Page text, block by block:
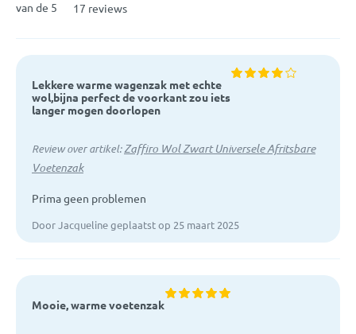
van de 5 17 reviews
Lekkere warme wagenzak met echte
wol,bijna perfect de voorkant zou iets
langer mogen doorlopen
Review over artikel:Zaffiro Wol Zwart Universele Afritsbare
Voetenzak
Prima geen problemen
Door Jacqueline geplaatst op 25 maart 2025
Mooie, warme voetenzak